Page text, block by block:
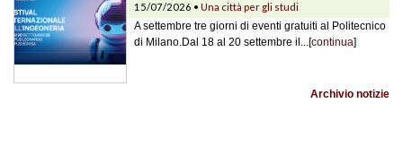
15/07/2026 • Una città per gli studi
A settembre tre giorni di eventi gratuiti al Politecnico
di Milano.Dal 18 al 20 settembre il...[continua]
Archivio notizie